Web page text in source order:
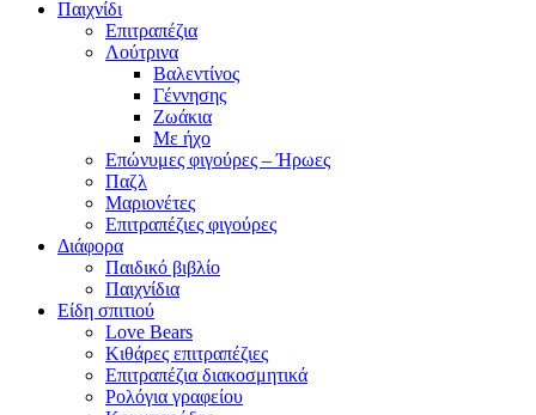
Παιχνίδι
Επιτραπέζια
Λούτρινα
Βαλεντίνος
Γέννησης
Ζωάκια
Με ήχο
Επώνυμες φιγούρες – Ήρωες
Παζλ
Μαριονέτες
Επιτραπέζιες φιγούρες
Διάφορα
Παιδικό βιβλίο
Παιχνίδια
Είδη σπιτιού
Love Bears
Κιθάρες επιτραπέζιες
Επιτραπέζια διακοσμητικά
Ρολόγια γραφείου